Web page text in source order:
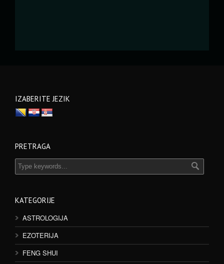
IZABERITE JEZIK
PRETRAGA
KATEGORIJE
ASTROLOGIJA
EZOTERIJA
FENG SHUI